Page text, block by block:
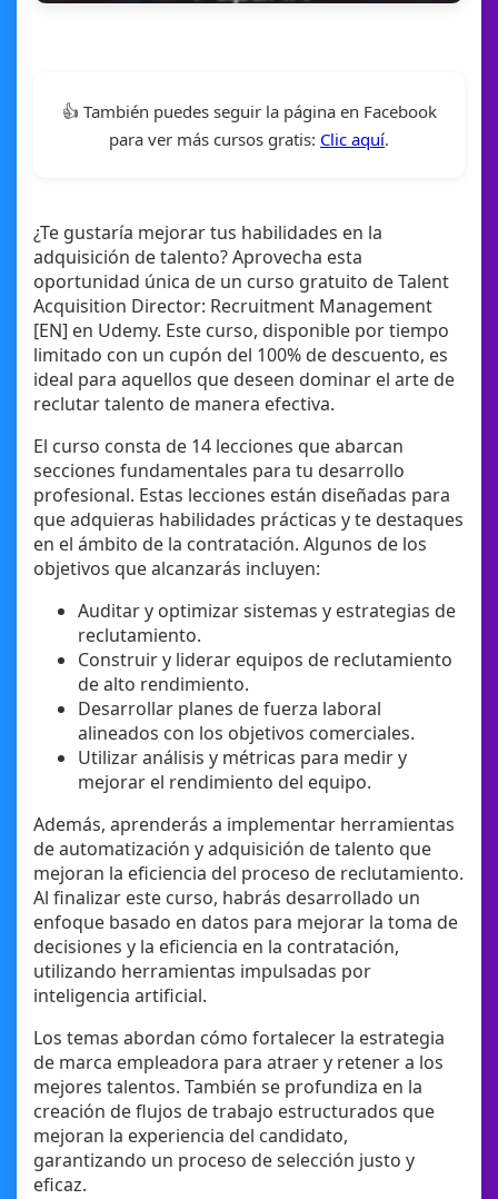
👍 También puedes seguir la página en Facebook
para ver más cursos gratis: Clic aquí.
¿Te gustaría mejorar tus habilidades en la
adquisición de talento? Aprovecha esta
oportunidad única de un curso gratuito de Talent
Acquisition Director: Recruitment Management
[EN] en Udemy. Este curso, disponible por tiempo
limitado con un cupón del 100% de descuento, es
ideal para aquellos que deseen dominar el arte de
reclutar talento de manera efectiva.
El curso consta de 14 lecciones que abarcan
secciones fundamentales para tu desarrollo
profesional. Estas lecciones están diseñadas para
que adquieras habilidades prácticas y te destaques
en el ámbito de la contratación. Algunos de los
objetivos que alcanzarás incluyen:
Auditar y optimizar sistemas y estrategias de
reclutamiento.
Construir y liderar equipos de reclutamiento
de alto rendimiento.
Desarrollar planes de fuerza laboral
alineados con los objetivos comerciales.
Utilizar análisis y métricas para medir y
mejorar el rendimiento del equipo.
Además, aprenderás a implementar herramientas
de automatización y adquisición de talento que
mejoran la eficiencia del proceso de reclutamiento.
Al finalizar este curso, habrás desarrollado un
enfoque basado en datos para mejorar la toma de
decisiones y la eficiencia en la contratación,
utilizando herramientas impulsadas por
inteligencia artificial.
Los temas abordan cómo fortalecer la estrategia
de marca empleadora para atraer y retener a los
mejores talentos. También se profundiza en la
creación de flujos de trabajo estructurados que
mejoran la experiencia del candidato,
garantizando un proceso de selección justo y
eficaz.